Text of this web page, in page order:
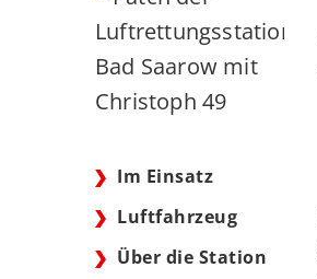
Im Einsatz
Luftfahrzeug
Über die Station